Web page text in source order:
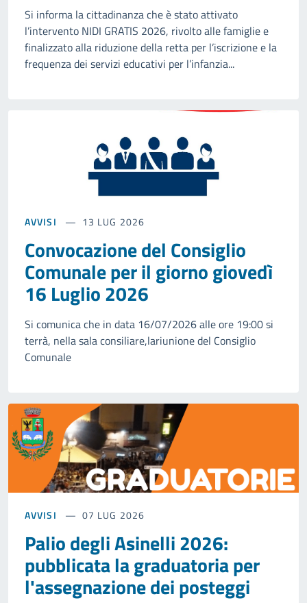
Si informa la cittadinanza che è stato attivato
l’intervento NIDI GRATIS 2026, rivolto alle famiglie e
finalizzato alla riduzione della retta per l’iscrizione e la
frequenza dei servizi educativi per l’infanzia...
AVVISI 13 LUG 2026
Convocazione del Consiglio
Comunale per il giorno giovedì
16 Luglio 2026
Si comunica che in data 16/07/2026 alle ore 19:00 si
terrà, nella sala consiliare,lariunione del Consiglio
Comunale
AVVISI 07 LUG 2026
Palio degli Asinelli 2026:
pubblicata la graduatoria per
l'assegnazione dei posteggi